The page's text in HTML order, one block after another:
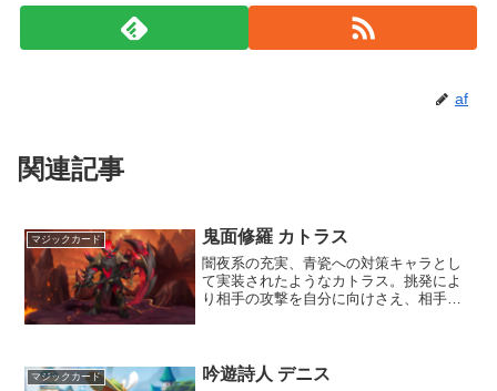
af
関連記事
マジックカード 鬼面修羅 カトラス
闇夜系の充実、青瓷への対策キャラとし
て実装されたようなカトラス。挑発によ
り相手の攻撃を自分に向けさえ、相手の
か（笑本当の意味で青瓷を退...
マジックカード 吟遊詩人 デニス